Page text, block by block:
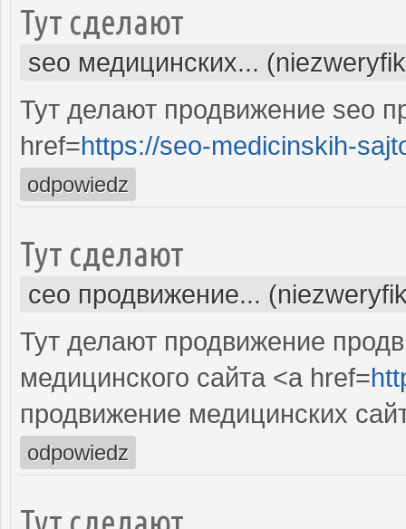
Тут сделают
seo медицинских...
Тут делают продвижение seo
href=https://seo-medicinskih-
odpowiedz
Тут сделают
сео продвижение...
Тут делают продвижение
медицинского сайта <a href=
продвижение медицинских
odpowiedz
Тут сделают